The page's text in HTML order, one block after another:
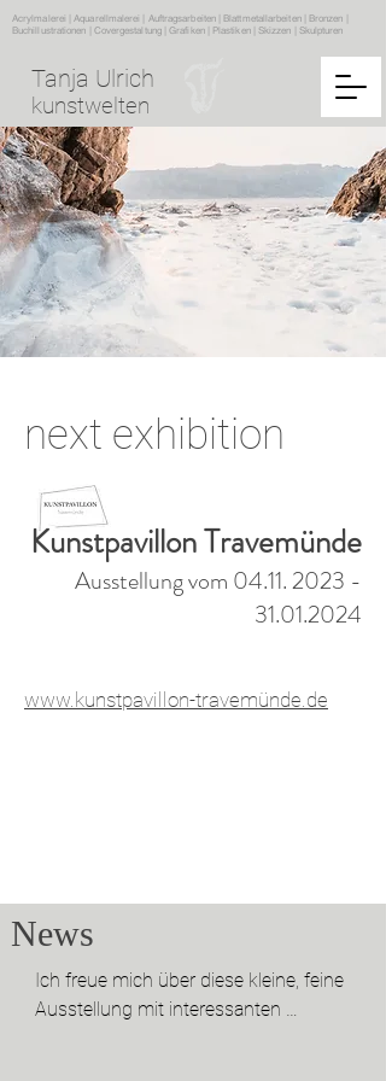
Tanja Ulrich
kunstwelten
Acrylmalerei | Aquarellmalerei | Auftragsarbeiten | Blattmetallarbeiten | Bronzen |
Buchillustrationen | Covergestaltung | Grafiken | Plastiken | Skizzen | Skulpturen
next exhibition
Kunstpavillon Travemünde
Ausstellung vom 04.11. 2023 -
31.01.2024
www.kunstpavillon-travemünde.de
News
Ich freue mich über diese kleine, feine
Ausstellung mit interessanten